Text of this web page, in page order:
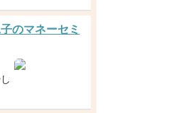
のマネーセミ